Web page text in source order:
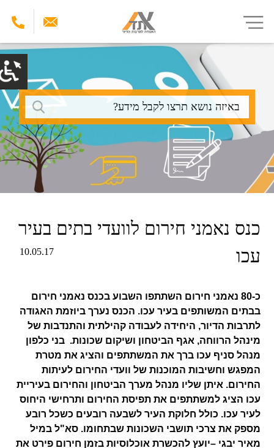
העיקרי
חיפוש
כנס נאמני חירום לוועדי בתים בעיר
עכו
10.05.17
כ-80 נאמני חירום השתתפו השבוע בכנס נאמני חירום
בבתים המשותפים בעיר עכו. הכנס נערך ביוזמת האגודה
לתרבות הדיור, היחידה לעבודה קהילתית והתנדבות של
מינהל הרווחה, אגף הביטחון ושיקום שכונות. בני כלפון
מנהל סניף עכו ברך את המשתתפים והציג את מטרת
המפגש וחשיבות המוכנות של וועדי החירום לעיתות
החירום. איתן שליו מנהל מערך הביטחון והחירום בעיריית
עכו הציג למשתתפים את תפיסת החירום ותרחישי היחוס
לעיר עכו. כולל חלוקת העיר לשבעה רובעים כשכל רובע
מספק את צרכי תושבי השכונות שבתחומו. סא"ל במיל
מאיר יבגי –יועץ להכשרת אוכלוסיות בזמן חירום פירט את